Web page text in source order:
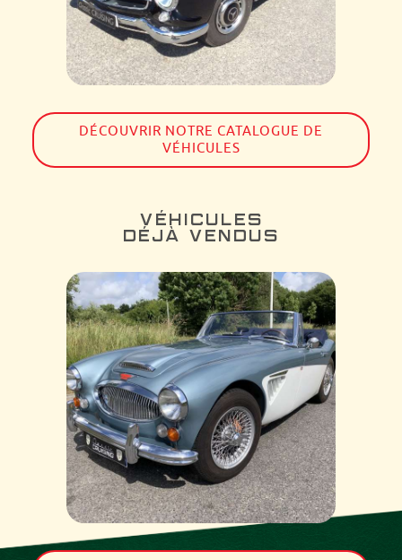
DÉCOUVRIR NOTRE CATALOGUE DE
VÉHICULES
VÉHICULES
DÉJÀ VENDUS